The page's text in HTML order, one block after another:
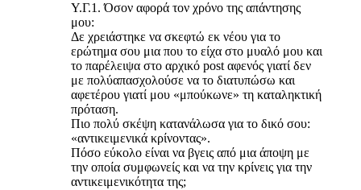
Υ.Γ.1. Όσον αφορά τον χρόνο της απάντησης
μου:
Δε χρειάστηκε να σκεφτώ εκ νέου για το
ερώτημα σου μια που το είχα στο μυαλό μου και
το παρέλειψα στο αρχικό post αφενός γιατί δεν
με πολύαπασχολούσε να το διατυπώσω και
αφετέρου γιατί μου «μπούκωνε» τη καταληκτική
πρόταση.
Πιο πολύ σκέψη κατανάλωσα για το δικό σου:
«αντικειμενικά κρίνοντας».
Πόσο εύκολο είναι να βγεις από μια άποψη με
την οποία συμφωνείς και να την κρίνεις για την
αντικειμενικότητα της;